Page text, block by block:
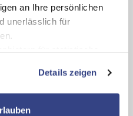
an Ihre persönlichen
unerlässlich für
von Drittanbietern
weitere Personalisierungen
auch zu Übermittlungen
Details zeigen
Saunabereichs
Ort oder online)